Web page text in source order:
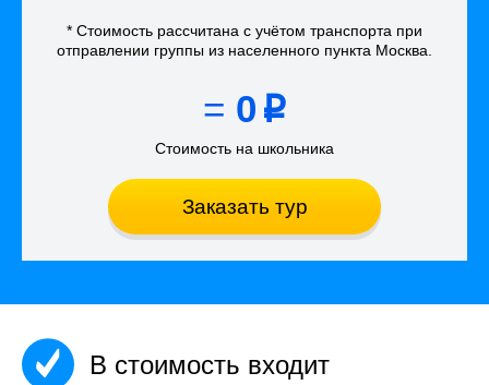
* Стоимость рассчитана с учётом транспорта при
отправлении группы из населенного пункта Москва
= 0 p
Стоимость на школьника
Заказать тур
В стоимость входит